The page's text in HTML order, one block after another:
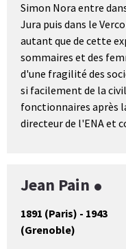
Simon Nora entre
Jura puis dans le
autant que de cette
sommaires et des
d'une fragilité des
si facilement de la
fonctionnaires après
directeur de l'ENA et
Jean Pain
1891 (Paris) - 1943
(Grenoble)